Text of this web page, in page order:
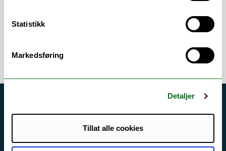
Statistikk
Markedsføring
Detaljer
Tillat alle cookies
Driftsmeldinger